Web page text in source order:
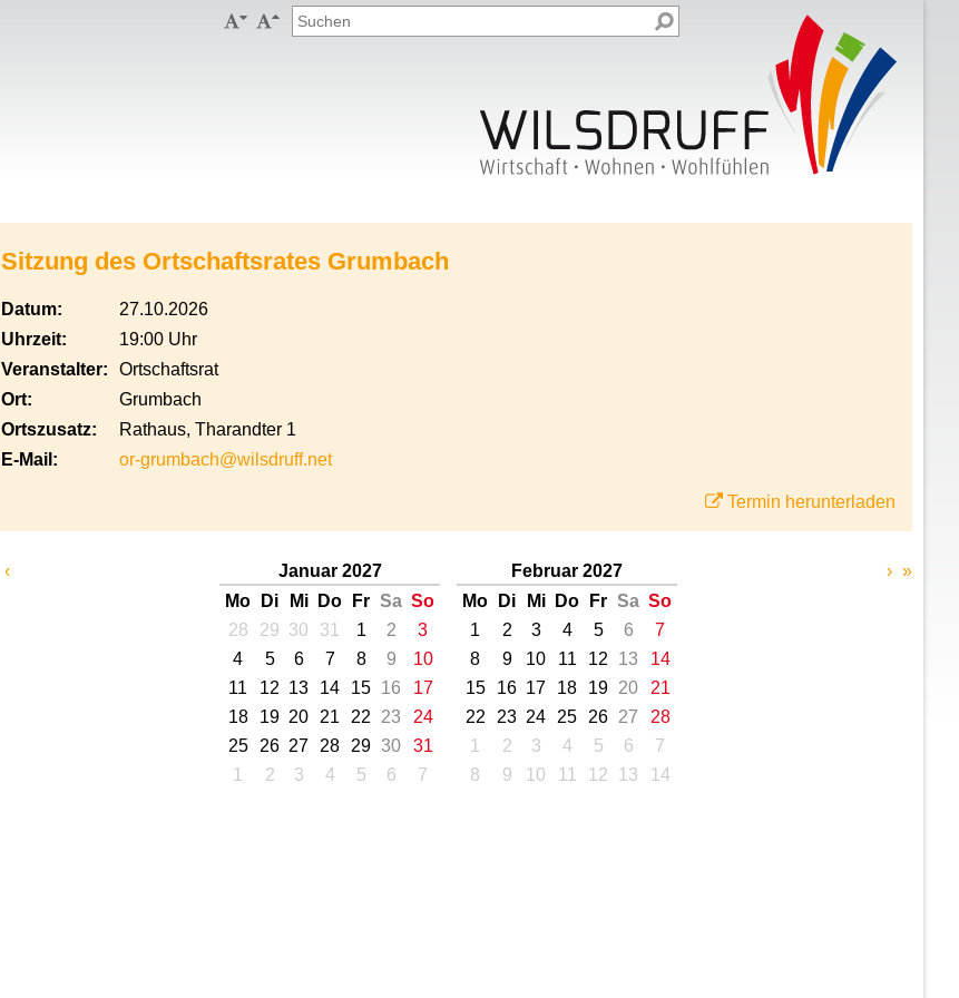
 
Sitzung des Ortschaftsrates Grumbach
Datum:
27.10.2026
Uhrzeit:
19:00 Uhr
Veranstalter:
Ortschaftsrat
Ort:
Grumbach
Ortszusatz:
Rathaus, Tharandter 1
E-Mail:
or-grumbach@wilsdruff.net
Termin herunterladen
‹
Januar 2027
Mo
Di Mi Do Fr Sa So
28
29 30 31 1 2
3
4
5 6 7 8 9
10
11
12 13 14 15 16
17
18
19 20 21 22 23
24
25
26 27 28 29 30
31
1
2 3 4 5 6 7
Februar 2027
Mo
Di Mi Do Fr Sa So
1
2 3 4 5 6
7
8
9 10 11 12 13
14
15
16 17 18 19 20
21
22
23 24 25 26 27
28
1
2 3 4 5 6
7
8
9 10 11 12 13 14
› »